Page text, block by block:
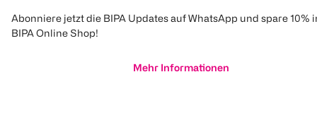
Abonniere jetzt die BIPA Updates auf WhatsApp und spare 10%
BIPA Online Shop!
Mehr Informationen